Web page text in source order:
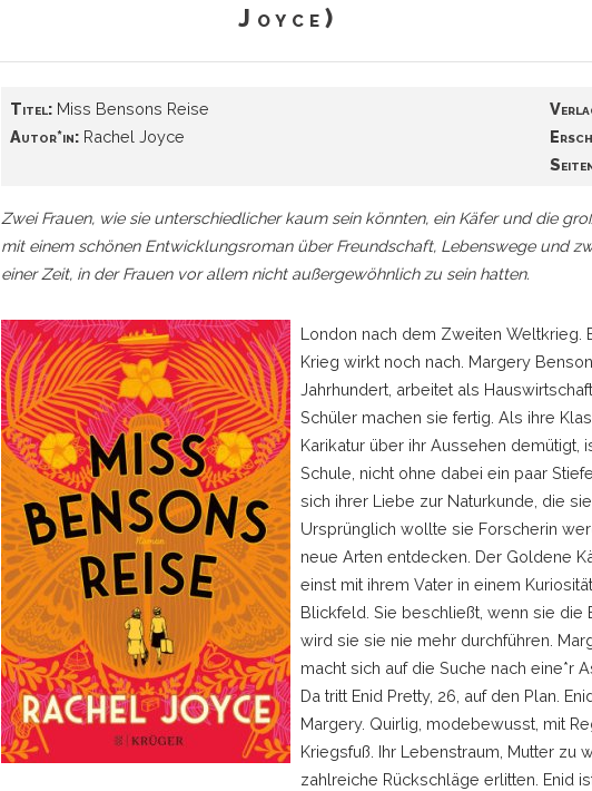
Joyce)
Titel:Miss Bensons Reise
Autor*in:Rachel Joyce
Zwei Frauen, wie sie unterschiedlicher kaum sein könnten, ein Käfer und die
mit einem schönen Entwicklungsroman über Freundschaft, Lebenswege und
einer Zeit, in der Frauen vor allem nicht außergewöhnlich zu sein hatten.
London nach dem Zweiten Weltkrieg.
Krieg wirkt noch nach. Margery
Jahrhundert, arbeitet als
Schüler machen sie fertig. Als ihre
Karikatur über ihr Aussehen demütigt,
Schule, nicht ohne dabei ein paar
sich ihrer Liebe zur Naturkunde, die
Ursprünglich wollte sie Forscherin
neue Arten entdecken. Der Goldene
einst mit ihrem Vater in einem
Blickfeld. Sie beschließt, wenn sie die
wird sie sie nie mehr durchführen.
macht sich auf die Suche nach eine*r
Da tritt Enid Pretty, 26, auf den Plan.
Margery. Quirlig, modebewusst, mit
Kriegsfuß. Ihr Lebenstraum, Mutter zu
zahlreiche Rückschläge erlitten. Enid